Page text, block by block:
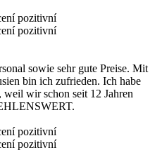
sowie sehr gute Preise. Mit
bin ich zufrieden. Ich habe
weil wir schon seit 12 Jahren